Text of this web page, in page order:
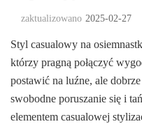
zaktualizowano 2025-02-27
Styl casualowy na
którzy pragną połączyć
postawić na luźne, ale
swobodne poruszanie się i
elementem casualowej